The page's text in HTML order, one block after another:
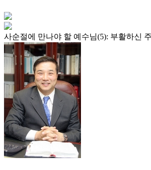
사순절에 만나야 할 예수님(5): 부활하신